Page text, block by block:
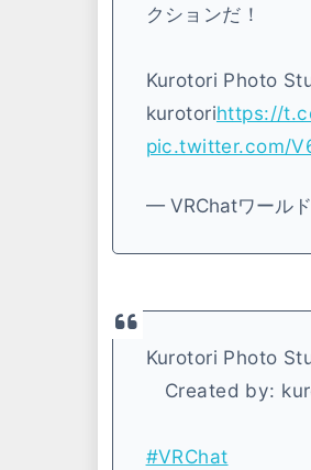
クションだ！
Kurotori Photo
kurotorihttps://
pic.twitter.com/
— VRChatワール
Kurotori Photo
Created by:
#VRChat